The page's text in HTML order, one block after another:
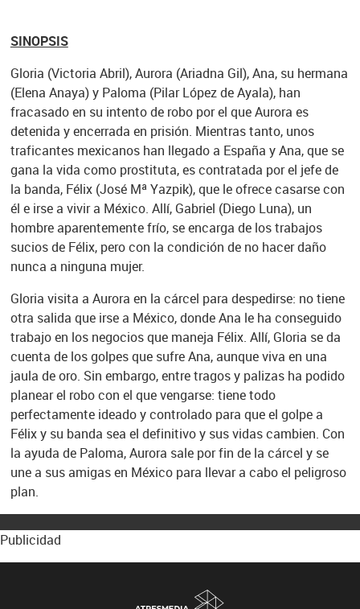
SINOPSIS
Gloria (Victoria Abril), Aurora (Ariadna Gil), Ana, su hermana
(Elena Anaya) y Paloma (Pilar López de Ayala), han
fracasado en su intento de robo por el que Aurora es
detenida y encerrada en prisión. Mientras tanto, unos
traficantes mexicanos han llegado a España y Ana, que se
gana la vida como prostituta, es contratada por el jefe de
la banda, Félix (José Mª Yazpik), que le ofrece casarse con
él e irse a vivir a México. Allí, Gabriel (Diego Luna), un
hombre aparentemente frío, se encarga de los trabajos
sucios de Félix, pero con la condición de no hacer daño
nunca a ninguna mujer.
Gloria visita a Aurora en la cárcel para despedirse: no tiene
otra salida que irse a México, donde Ana le ha conseguido
trabajo en los negocios que maneja Félix. Allí, Gloria se da
cuenta de los golpes que sufre Ana, aunque viva en una
jaula de oro. Sin embargo, entre tragos y palizas ha podido
planear el robo con el que vengarse: tiene todo
perfectamente ideado y controlado para que el golpe a
Félix y su banda sea el definitivo y sus vidas cambien. Con
la ayuda de Paloma, Aurora sale por fin de la cárcel y se
une a sus amigas en México para llevar a cabo el peligroso
plan.
Publicidad